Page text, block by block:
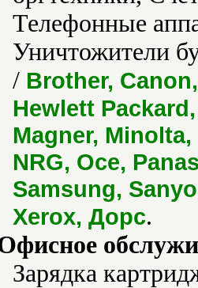
Телефонные
Уничтожители
/ Brother,
Hewlett
Magner,
NRG, Oce,
Samsung,
Xerox, Дорс.
Зарядка